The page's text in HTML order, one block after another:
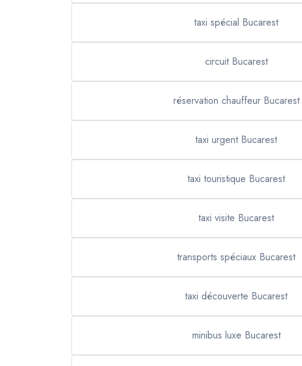
taxi spécial Bucarest
circuit Bucarest
réservation chauffeur Bucarest
taxi urgent Bucarest
taxi touristique Bucarest
taxi visite Bucarest
transports spéciaux Bucarest
taxi découverte Bucarest
minibus luxe Bucarest